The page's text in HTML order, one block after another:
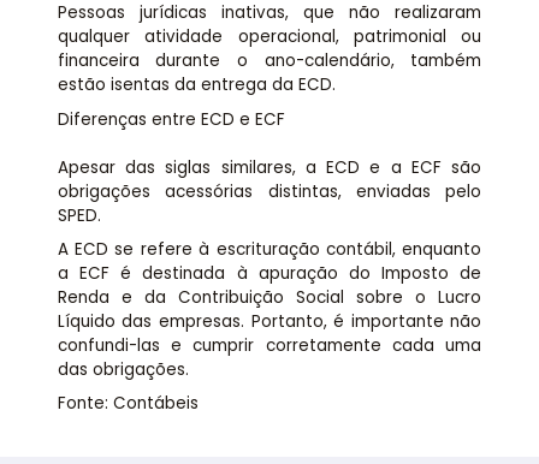
Pessoas jurídicas inativas, que não realizaram
qualquer atividade operacional, patrimonial ou
financeira durante o ano-calendário, também
estão isentas da entrega da ECD.
Diferenças entre ECD e ECF
Apesar das siglas similares, a ECD e a ECF são
obrigações acessórias distintas, enviadas pelo
SPED.
A ECD se refere à escrituração contábil, enquanto
a ECF é destinada à apuração do Imposto de
Renda e da Contribuição Social sobre o Lucro
Líquido das empresas. Portanto, é importante não
confundi-las e cumprir corretamente cada uma
das obrigações.
Fonte: Contábeis